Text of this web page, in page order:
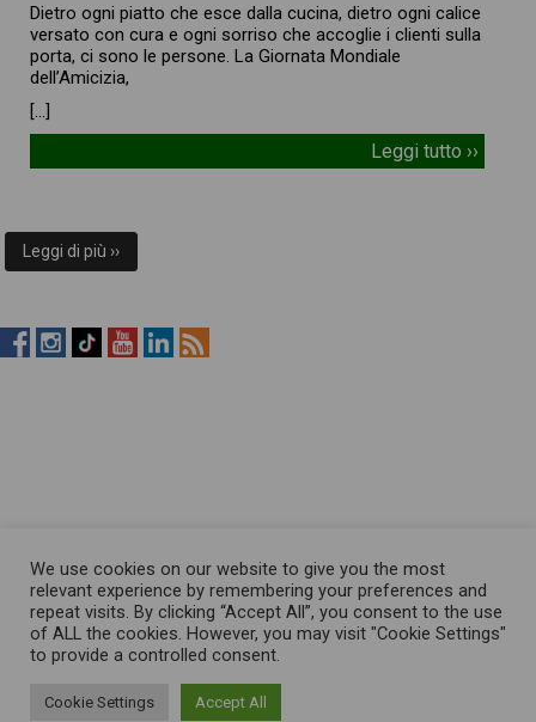
Dietro ogni piatto che esce dalla cucina, dietro ogni calice
versato con cura e ogni sorriso che accoglie i clienti sulla
porta, ci sono le persone. La Giornata Mondiale
dell’Amicizia,
[…]
Leggi tutto ››
Leggi di più ››
RistopiùNews
RistopiùNews
RistopiùNews
RistopiùNews
RistopiùNews
RSS
We use cookies on our website to give you the most
relevant experience by remembering your preferences and
repeat visits. By clicking “Accept All”, you consent to the use
of ALL the cookies. However, you may visit "Cookie Settings"
to provide a controlled consent.
Cookie Settings Accept All